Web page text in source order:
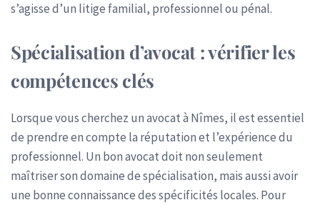
s’agisse d’un litige familial, professionnel ou pénal.
Spécialisation d’avocat : vérifier les
compétences clés
Lorsque vous cherchez un avocat à Nîmes, il est essentiel
de prendre en compte la réputation et l’expérience du
professionnel. Un bon avocat doit non seulement
maîtriser son domaine de spécialisation, mais aussi avoir
une bonne connaissance des spécificités locales. Pour